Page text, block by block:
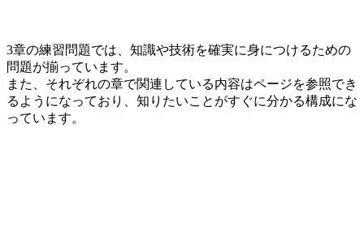
3章の練習問題では、知識や技術を確実に身につけるための
問題が揃っています。
また、それぞれの章で関連している内容はページを参照でき
るようになっており、知りたいことがすぐに分かる構成にな
っています。